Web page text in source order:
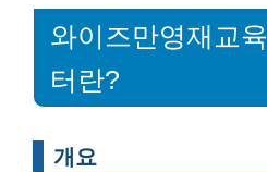
와이즈만영재교
터란?
개요